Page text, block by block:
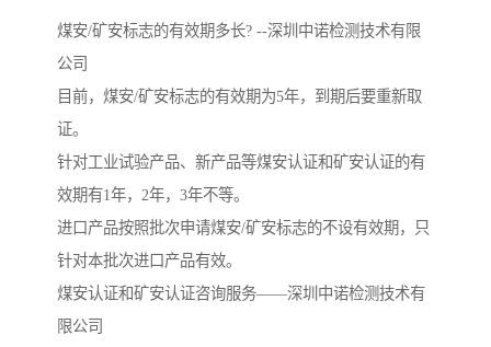
煤安/矿安标志的有效期多长? --深圳中诺检测技术有限
公司
目前，煤安/矿安标志的有效期为5年，到期后要重新取
证。
针对工业试验产品、新产品等煤安认证和矿安认证的有
效期有1年，2年，3年不等。
进口产品按照批次申请煤安/矿安标志的不设有效期，只
针对本批次进口产品有效。
煤安认证和矿安认证咨询服务——深圳中诺检测技术有
限公司